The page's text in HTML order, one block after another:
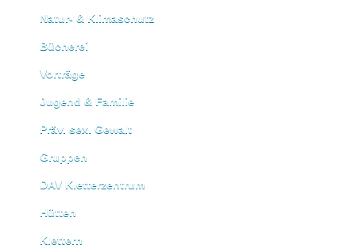
Natur- & Klimaschutz
Bücherei
Vorträge
Jugend & Familie
Präv. sex. Gewalt
Gruppen
DAV Kletterzentrum
Hütten
Klettern